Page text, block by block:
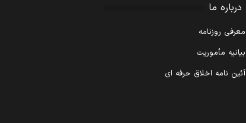
درباره ما
معرفی روزنامه
بیانیه مأموریت
آئین نامه اخلاق حرفه ای